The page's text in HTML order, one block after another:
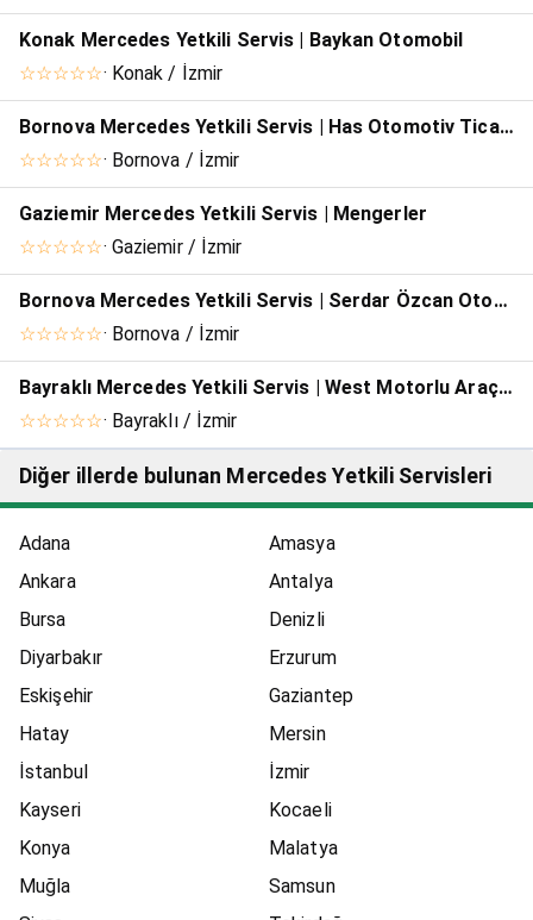
Konak Mercedes Yetkili Servis | Baykan Otomobil
☆☆☆☆☆· Konak / İzmir
Bornova Mercedes Yetkili Servis | Has Otomotiv Ticaret
☆☆☆☆☆· Bornova / İzmir
Gaziemir Mercedes Yetkili Servis | Mengerler
☆☆☆☆☆· Gaziemir / İzmir
Bornova Mercedes Yetkili Servis | Serdar Özcan Otomotiv
☆☆☆☆☆· Bornova / İzmir
Bayraklı Mercedes Yetkili Servis | West Motorlu Araçlar
☆☆☆☆☆· Bayraklı / İzmir
Diğer illerde bulunan Mercedes Yetkili Servisleri
Adana
Amasya
Ankara
Antalya
Bursa
Denizli
Diyarbakır
Erzurum
Eskişehir
Gaziantep
Hatay
Mersin
İstanbul
İzmir
Kayseri
Kocaeli
Konya
Malatya
Muğla
Samsun